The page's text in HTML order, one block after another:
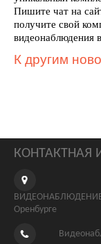
Пишите чат на
получите свой
видеонаблюдения
К другим
КОНТАКТНАЯ
ВИДЕОНАБЛЮДЕНИЕ
Оренбурге